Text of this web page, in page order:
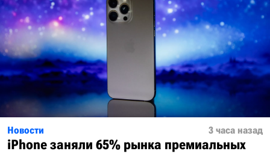
Новости 3 часа назад
iPhone заняли 65% рынка премиальных